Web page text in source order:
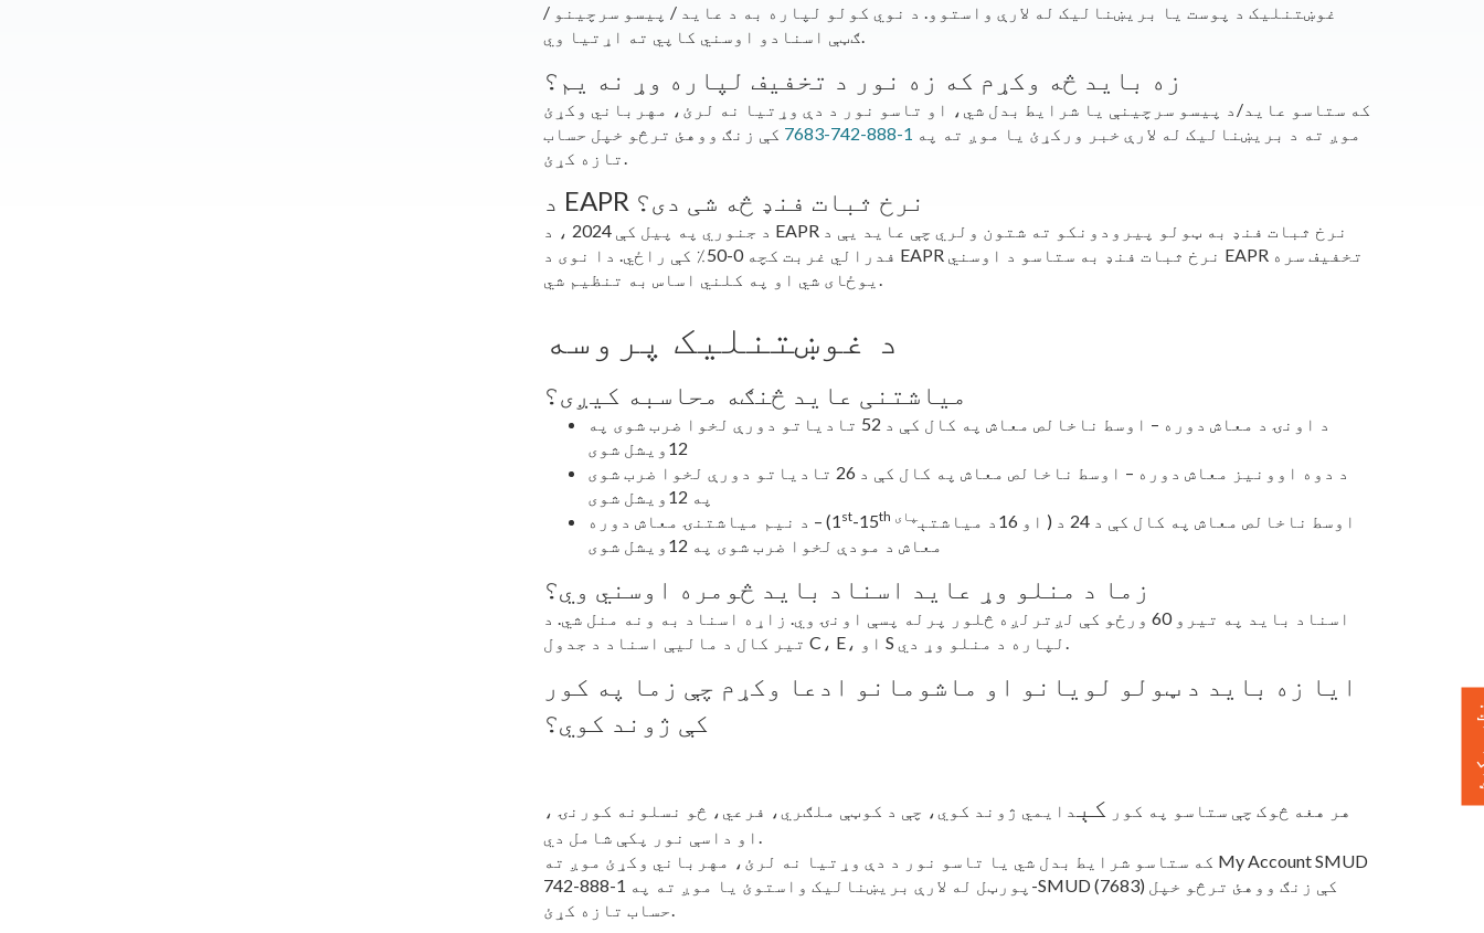
غوښتنلیک د پوست یا بریښنالیک له لارې واستوو. د نوي کولو لپاره به د عاید / پیسو سرچینو /
ګټې اسنادو اوسني کاپي ته اړتیا وي.
زه باید څه وکړم که زه نور د تخفیف لپاره وړ نه یم؟
که ستاسو عاید/د پیسو سرچینې یا شرایط بدل شي، او تاسو نور د دې وړتیا نه لرئ، مهرباني وکړئ
موږ ته د بریښنالیک له لارې خبر ورکړئ یا موږ ته په 1-888-742-7683
کې زنګ ووهئ ترڅو خپل حساب
تازه کړئ.
د EAPR نرخ ثبات فنډ څه شی دی؟
د جنوري په پیل کې 2024 ، د EAPR نرخ ثبات فنډ به ټولو پیرودونکو ته شتون ولري چې عاید یې د
فدرالي غربت کچه 0-50٪ کې راځي. دا نوی د EAPR نرخ ثبات فنډ به ستاسو د اوسني EAPR تخفیف سره
یوځای شي او په کلني اساس به تنظیم شي.
د غوښتنلیک پروسه
میاشتنی عاید څنګه محاسبه کیږی؟
د اونۍ د معاش دوره – اوسط ناخالص معاش په کال کې د 52 تادیاتو دورې لخوا ضرب شوی په
12ویشل شوی
د دوه اوونیز معاش دوره – اوسط ناخالص معاش په کال کې د 26 تادیاتو دورې لخوا ضرب شوی
په 12ویشل شوی
د نیم میاشتنۍ معاش دوره – (1 st-15th او 16د میاشتې پای
) اوسط ناخالص معاش په کال کې د 24 د
معاش د مودې لخوا ضرب شوی په 12ویشل شوی
اسناد باید په تیرو 60 ورځو کې لږترلږه څلور پرله پسې اونۍ
وي. زاړه اسناد به ونه منل شي. د
تیر کال د مالیې اسناد د جدول C، E، او S لپاره د منلو وړ دي.
ایا زه باید د ټولو لویانو او ماشومانو ادعا وکړم چې زما په کور
کې ژوند کوي؟
، هر هغه څوک چې ستاسو په کور کې دايمي ژوند کوي، چې د کوټې ملګري، فرعي، څو نسلونه کورنۍ
او داسې نور پکې شامل دي.
که ستاسو شرایط بدل شي یا تاسو نور د دې وړتیا نه لرئ، مهرباني وکړئ موږ ته My Account SMUD
پورټل له لارې بریښنالیک واستوئ یا موږ ته په 1-888-742-SMUD (7683) کې زنګ ووهئ ترڅو خپل
حساب تازه کړئ.